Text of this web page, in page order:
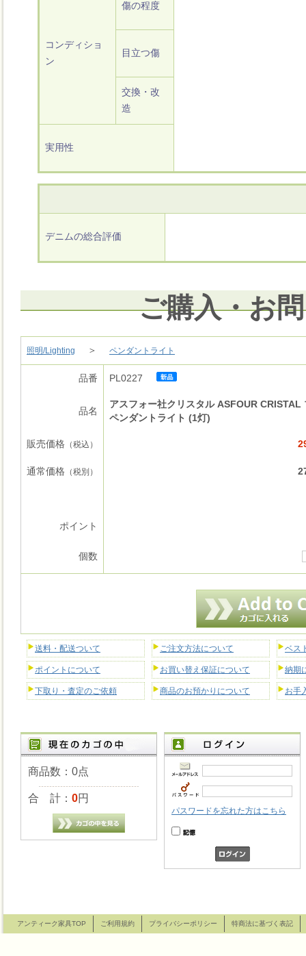
コンディショ
ン
傷の程度
目立つ傷
交換・改
造
実用性
デニムの総合評価
ご購入・お
照明/Lighting ＞ ペンダントライト
品番 PL0227
品名
アスフォー社クリスタル ASFOUR CRISTAL
ペンダントライト (1灯)
販売価格 （税込）
通常価格 （税別）
ポイント
個数
送料・配送ついて ご注文方法について ベス
ポイントについて お買い替え保証について 納期
下取り・査定のご依頼 商品のお預かりについて お手
商品数：0点
合 計： 0円
パスワードを忘れた方はこちら
アンティーク家具TOP ご利用規約 プライバシーポリシー 特商法に基づく表記